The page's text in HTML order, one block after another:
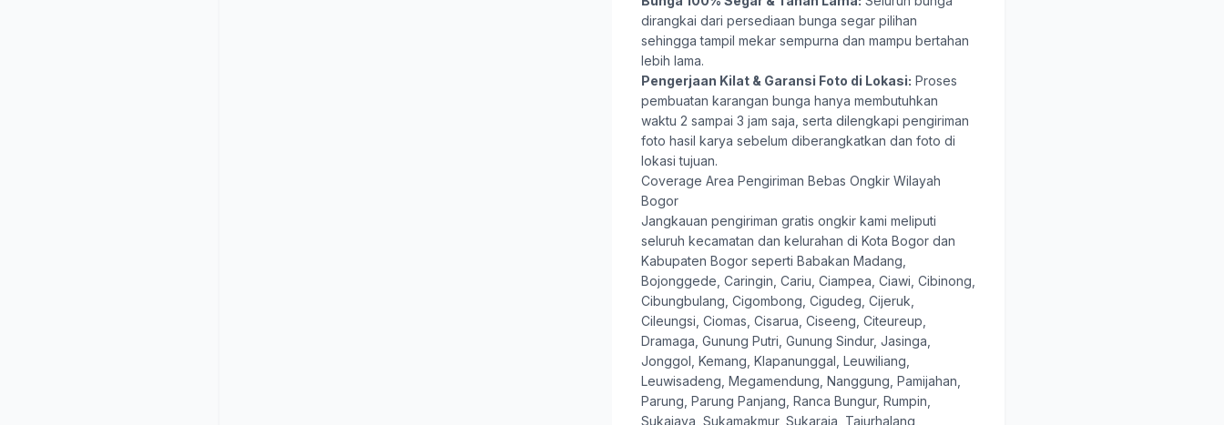
dirangkai dari persediaan bunga segar pilihan
sehingga tampil mekar sempurna dan mampu bertahan
lebih lama.
Pengerjaan Kilat & Garansi Foto di Lokasi: Proses
pembuatan karangan bunga hanya membutuhkan
waktu 2 sampai 3 jam saja, serta dilengkapi pengiriman
foto hasil karya sebelum diberangkatkan dan foto di
lokasi tujuan.
Coverage Area Pengiriman Bebas Ongkir Wilayah
Bogor
Jangkauan pengiriman gratis ongkir kami meliputi
seluruh kecamatan dan kelurahan di Kota Bogor dan
Kabupaten Bogor seperti Babakan Madang,
Bojonggede, Caringin, Cariu, Ciampea, Ciawi, Cibinong,
Cibungbulang, Cigombong, Cigudeg, Cijeruk,
Cileungsi, Ciomas, Cisarua, Ciseeng, Citeureup,
Dramaga, Gunung Putri, Gunung Sindur, Jasinga,
Jonggol, Kemang, Klapanunggal, Leuwiliang,
Leuwisadeng, Megamendung, Nanggung, Pamijahan,
Parung, Parung Panjang, Ranca Bungur, Rumpin,
Sukajaya, Sukamakmur, Sukaraja, Tajurhalang,